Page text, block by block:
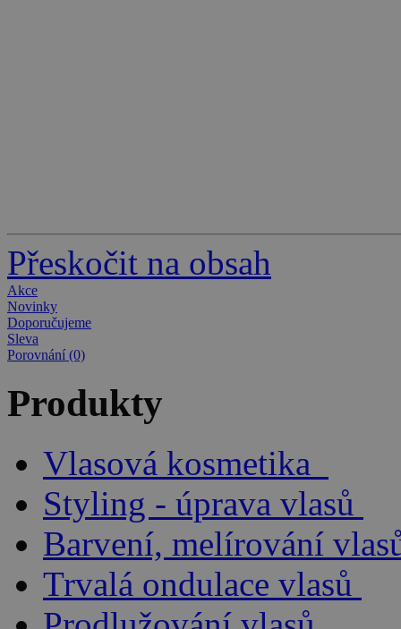
Přeskočit na obsah
Akce
Novinky
Doporučujeme
Sleva
Porovnání (0)
Produkty
Vlasová kosmetika
Styling - úprava vlasů
Barvení, melírování
Trvalá ondulace vlasů